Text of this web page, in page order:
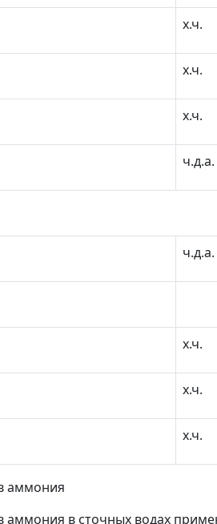
х.ч.
х.ч.
х.ч.
ч.д.а.
ч.д.а.
х.ч.
х.ч.
х.ч.
аммония
в сточных водах